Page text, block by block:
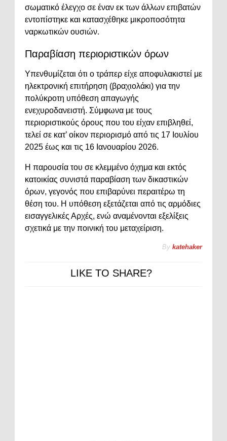
σωματικό έλεγχο σε έναν εκ των άλλων επιβατών
εντοπίστηκε και κατασχέθηκε μικροποσότητα
ναρκωτικών ουσιών.
Παραβίαση περιοριστικών όρων
Υπενθυμίζεται ότι ο τράπερ είχε αποφυλακιστεί με
ηλεκτρονική επιτήρηση (βραχιολάκι) για την
πολύκροτη υπόθεση απαγωγής
ενεχυροδανειστή. Σύμφωνα με τους
περιοριστικούς όρους που του είχαν επιβληθεί,
τελεί σε κατ’ οίκον περιορισμό από τις 17 Ιουλίου
2025 έως και τις 16 Ιανουαρίου 2026.
Η παρουσία του σε κλεμμένο όχημα και εκτός
κατοικίας συνιστά παραβίαση των δικαστικών
όρων, γεγονός που επιβαρύνει περαιτέρω τη
θέση του. Η υπόθεση εξετάζεται από τις αρμόδιες
εισαγγελικές Αρχές, ενώ αναμένονται εξελίξεις
σχετικά με την ποινική του μεταχείριση.
By katehaker
LIKE TO SHARE?